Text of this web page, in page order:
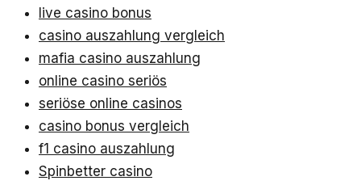
live casino bonus
casino auszahlung vergleich
mafia casino auszahlung
online casino seriös
seriöse online casinos
casino bonus vergleich
f1 casino auszahlung
Spinbetter casino